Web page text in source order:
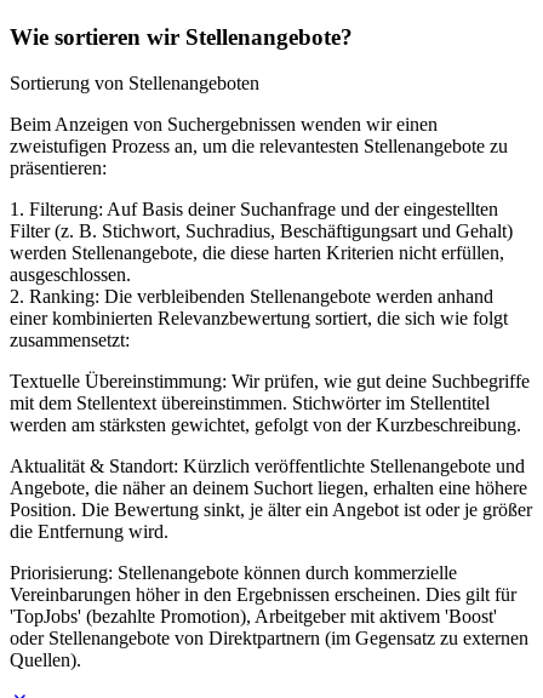
Wie sortieren wir Stellenangebote?
Sortierung von Stellenangeboten
Beim Anzeigen von Suchergebnissen wenden wir einen
zweistufigen Prozess an, um die relevantesten Stellenangebote zu
präsentieren:
1. Filterung: Auf Basis deiner Suchanfrage und der eingestellten
Filter (z. B. Stichwort, Suchradius, Beschäftigungsart und Gehalt)
werden Stellenangebote, die diese harten Kriterien nicht erfüllen,
ausgeschlossen.
2. Ranking: Die verbleibenden Stellenangebote werden anhand
einer kombinierten Relevanzbewertung sortiert, die sich wie folgt
zusammensetzt:
Textuelle Übereinstimmung: Wir prüfen, wie gut deine Suchbegriffe
mit dem Stellentext übereinstimmen. Stichwörter im Stellentitel
werden am stärksten gewichtet, gefolgt von der Kurzbeschreibung.
Aktualität & Standort: Kürzlich veröffentlichte Stellenangebote und
Angebote, die näher an deinem Suchort liegen, erhalten eine höhere
Position. Die Bewertung sinkt, je älter ein Angebot ist oder je größer
die Entfernung wird.
Priorisierung: Stellenangebote können durch kommerzielle
Vereinbarungen höher in den Ergebnissen erscheinen. Dies gilt für
'TopJobs' (bezahlte Promotion), Arbeitgeber mit aktivem 'Boost'
oder Stellenangebote von Direktpartnern (im Gegensatz zu externen
Quellen).